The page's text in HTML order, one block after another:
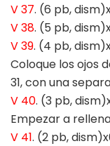
V 37. (6 pb,
V 38. (5 pb,
V 39. (4 pb,
Coloque los ojos
31, con una
V 40. (3 pb,
Empezar a
V 41. (2 pb,